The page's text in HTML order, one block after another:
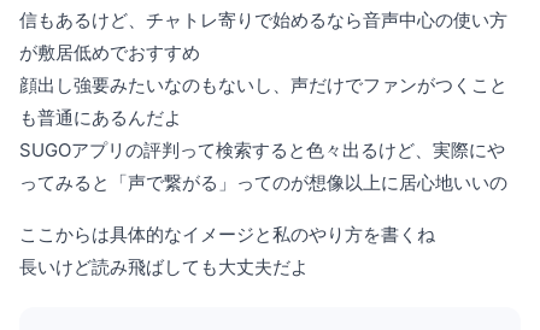
信もあるけど、チャトレ寄りで始めるなら音声中心の使い方
が敷居低めでおすすめ
顔出し強要みたいなのもないし、声だけでファンがつくこと
も普通にあるんだよ
SUGOアプリの評判って検索すると色々出るけど、実際にや
ってみると「声で繋がる」ってのが想像以上に居心地いいの
ここからは具体的なイメージと私のやり方を書くね
長いけど読み飛ばしても大丈夫だよ